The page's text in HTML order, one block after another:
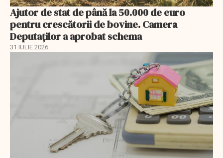
Ajutor de stat de până la 50.000 de euro
pentru crescătorii de bovine. Camera
Deputaților a aprobat schema
31 IULIE 2026